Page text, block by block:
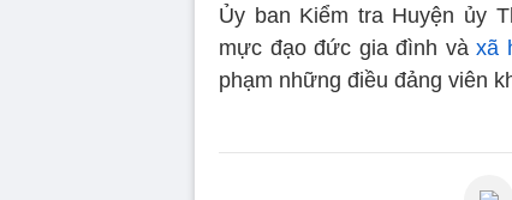
Ủy ban Kiểm tra Huyện ủy
mực đạo đức gia đình vàxã
phạm những điều đảng viên